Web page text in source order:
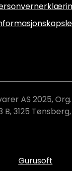
AS 2025,
B, 3125
Gurusoft